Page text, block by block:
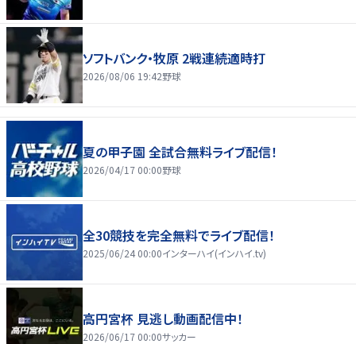
ソフトバンク・牧原 2戦連続適時打
2026/08/06 19:42野球
夏の甲子園 全試合無料ライブ配信！
2026/04/17 00:00野球
全30競技を完全無料でライブ配信！
2025/06/24 00:00インターハイ(インハイ.tv)
高円宮杯 見逃し動画配信中！
2026/06/17 00:00サッカー